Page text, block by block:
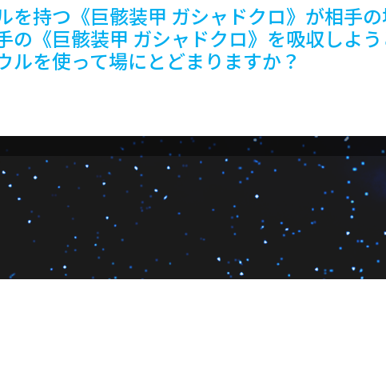
を持つ《巨骸装甲 ガシャドクロ》が相手
の《巨骸装甲 ガシャドクロ》を吸収しよ
ルを使って場にとどまりますか？